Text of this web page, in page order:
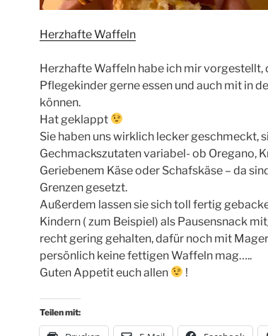
Herzhafte Waffeln
Herzhafte Waffeln habe ich mir vorgestellt,
Pflegekinder gerne essen und auch mit in
können.
Hat geklappt
Sie haben uns wirklich lecker geschmeckt,
Gechmackszutaten variabel- ob Oregano,
Geriebenem Käse oder Schafskäse – da
Grenzen gesetzt.
Außerdem lassen sie sich toll fertig
Kindern ( zum Beispiel) als Pausensnack
recht gering gehalten, dafür noch mit
persönlich keine fettigen Waffeln mag…..
Guten Appetit euch allen
!
Teilen mit: